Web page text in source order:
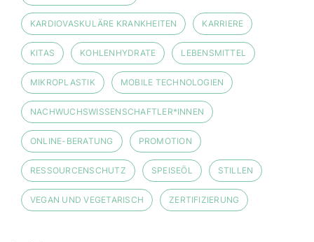
KARDIOVASKULÄRE KRANKHEITEN KARRIERE
KITAS KOHLENHYDRATE LEBENSMITTEL
MIKROPLASTIK MOBILE TECHNOLOGIEN
NACHWUCHSWISSENSCHAFTLER*INNEN
ONLINE-BERATUNG PROMOTION
RESSOURCENSCHUTZ SPEISEÖL STILLEN
VEGAN UND VEGETARISCH ZERTIFIZIERUNG